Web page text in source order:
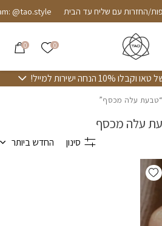
החזרות עם שליח עד הבית @tao.style
0 הרשימה
0
ישירות למייל!
“טבעת עלה מכסף”
עלה מכסף
סינון החדש ביותר
Add wishlist